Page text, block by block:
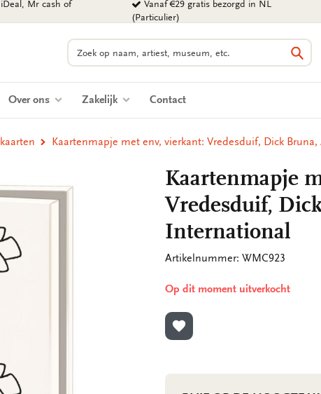
Mr cash of
Vanaf €29 gratis bezorgd in NL
(Particulier)
Zoeken
Over ons Zakelijk Contact
Kaartenmapje met env, vierkant: Vredesduif, Dick
Kaartenmapje
Vredesduif,
International
Artikelnummer: WMC923
Op dit moment uitverkocht
TOEVOEGEN AAN